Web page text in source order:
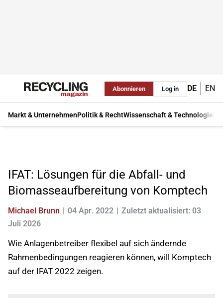
Abonnieren Log in DE EN
Markt & UnternehmenPolitik & RechtWissenschaft & Technologie
IFAT: Lösungen für die Abfall- und
Biomasseaufbereitung von Komptech
Michael Brunn 04 Apr. 2022
Zuletzt aktualisiert: 03
Juli 2026
Wie Anlagenbetreiber flexibel auf sich ändernde
Rahmenbedingungen reagieren können, will Komptech
auf der IFAT 2022 zeigen.